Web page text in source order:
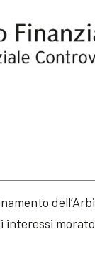
interessi